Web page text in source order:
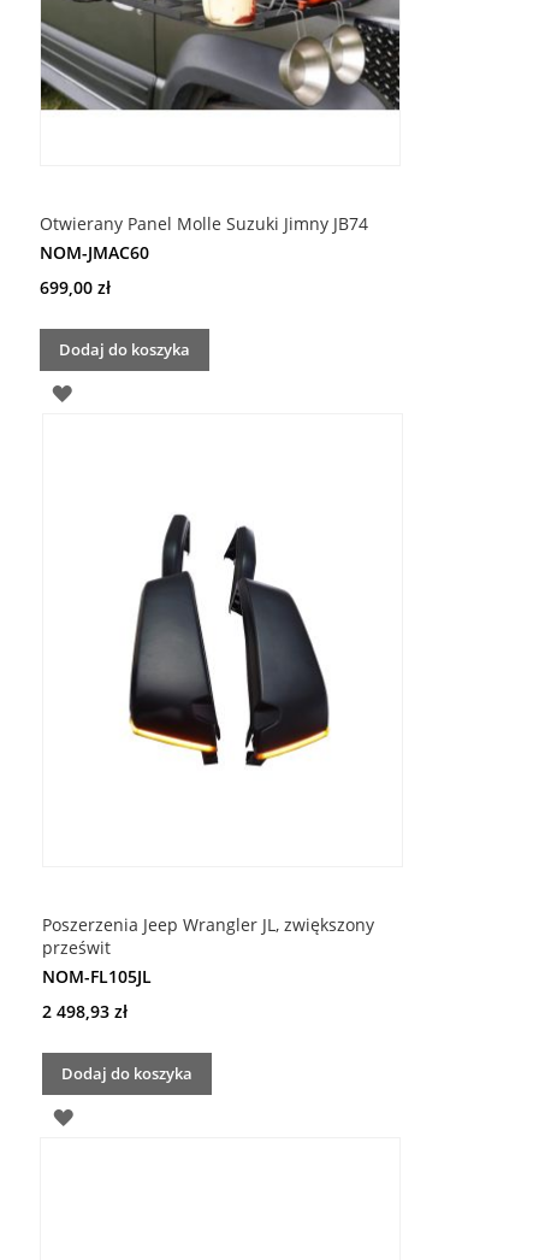
Otwierany Panel Molle Suzuki Jimny JB74
NOM-JMAC60
699,00 zł
Dodaj do koszyka
DODAJ
Poszerzenia Jeep Wrangler JL, zwiększony
prześwit
NOM-FL105JL
2 498,93 zł
Dodaj do koszyka
DODAJ